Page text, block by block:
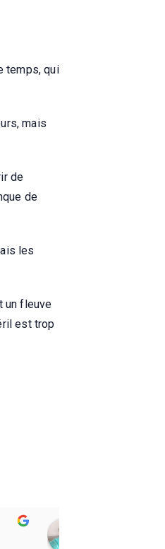
temps, qui
mais
de
de
les
un fleuve
est trop